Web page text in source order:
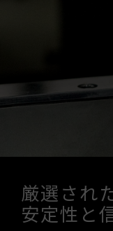
厳選され
安定性と